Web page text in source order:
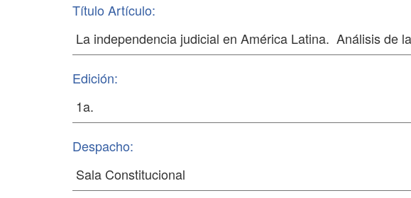
Título Artículo:
Edición:
Despacho: